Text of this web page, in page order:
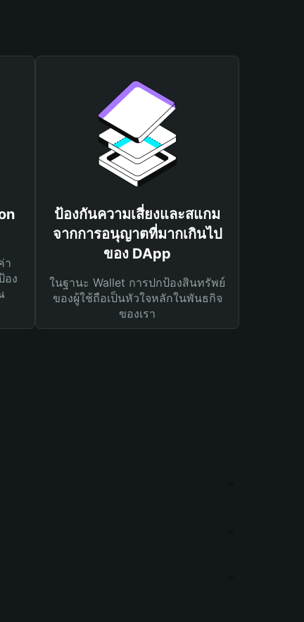
า
อง
ป้องกันความเสี่ยงและสแกม
จากการอนุญาตที่มากเกินไป
ของ DApp
ในฐานะ Wallet การปกป้องสินทรัพย์
ของผู้ใช้ถือเป็นหัวใจหลักในพันธกิจ
ของเรา